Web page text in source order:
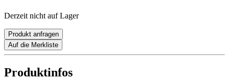
Derzeit nicht auf Lager
Produkt anfragen
Auf die Merkliste
Produktinfos